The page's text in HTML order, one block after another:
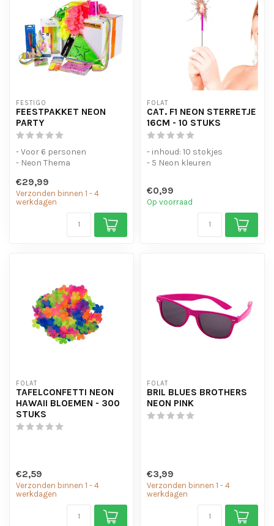
FESTIGO
FEESTPAKKET NEON
PARTY
- Voor 6 personen
- Neon Thema
€29,99
Verzonden binnen 1 - 4
werkdagen
FOLAT
CAT. F1 NEON STERRETJE
16CM - 10 STUKS
- inhoud: 10 stokjes
- 5 Neon kleuren
€0,99
Op voorraad
FOLAT
TAFELCONFETTI NEON
HAWAII BLOEMEN - 300
STUKS
€2,59
Verzonden binnen 1 - 4
werkdagen
FOLAT
BRIL BLUES BROTHERS
NEON PINK
€3,99
Verzonden binnen 1 - 4
werkdagen